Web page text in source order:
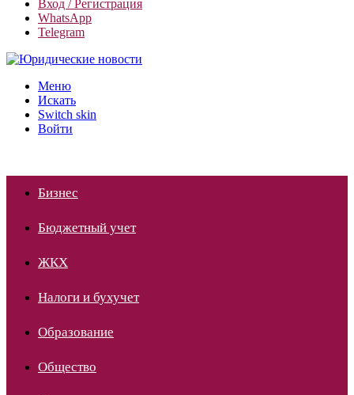
Вход / Регистрация
WhatsApp
Telegram
Меню
Искать
Switch skin
Войти
Бизнес
Бюджетный учет
ЖКХ
Налоги и бухучет
Образование
Общество